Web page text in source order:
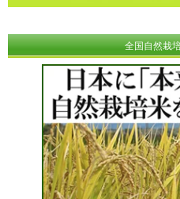
全国自然栽